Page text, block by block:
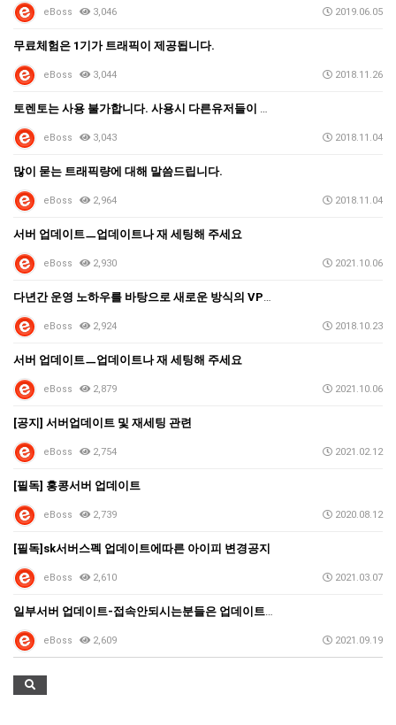
eBoss 3,046 2019.06.05
무료체험은 1기가 트래픽이 제공됩니다.
eBoss 3,044 2018.11.26
토렌토는 사용 불가합니다. 사용시 다른유저들이 영향을 …
eBoss 3,043 2018.11.04
많이 묻는 트래픽량에 대해 말씀드립니다.
eBoss 2,964 2018.11.04
서버 업데이트ㅡ업데이트나 재 세팅해 주세요
eBoss 2,930 2021.10.06
다년간 운영 노하우를 바탕으로 새로운 방식의 VPN을 …
eBoss 2,924 2018.10.23
서버 업데이트ㅡ업데이트나 재 세팅해 주세요
eBoss 2,879 2021.10.06
[공지] 서버업데이트 및 재세팅 관련
eBoss 2,754 2021.02.12
[필독] 홍콩서버 업데이트
eBoss 2,739 2020.08.12
[필독]sk서버스펙 업데이트에따른 아이피 변경공지
eBoss 2,610 2021.03.07
일부서버 업데이트-접속안되시는분들은 업데이트재세팅 해주…
eBoss 2,609 2021.09.19